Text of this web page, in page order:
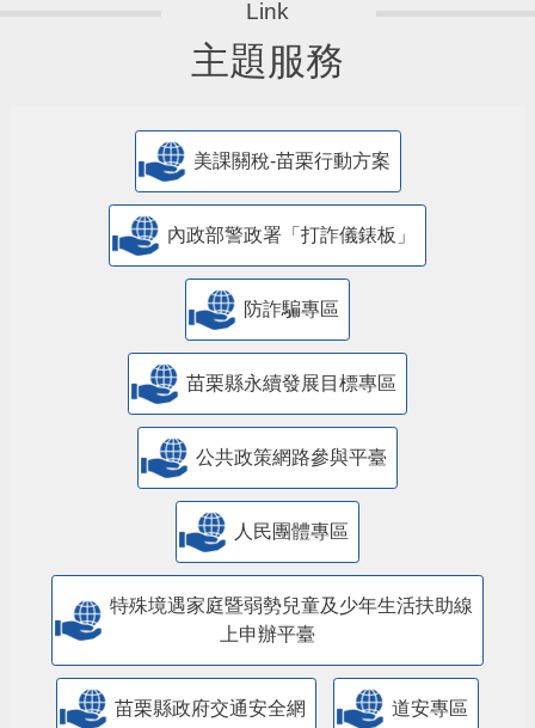
主題服務
美課關稅-苗栗行動方案
內政部警政署「打詐儀錶板」
防詐騙專區
苗栗縣永續發展目標專區
公共政策網路參與平臺
人民團體專區
特殊境遇家庭暨弱勢兒童及少年生活扶助線
上申辦平臺
苗栗縣政府交通安全網 道安專區